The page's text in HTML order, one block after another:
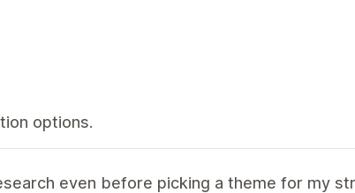
options.
even before picking a theme for my